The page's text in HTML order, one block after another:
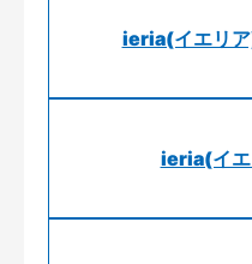
ieria(イエリ
ieria(イエ